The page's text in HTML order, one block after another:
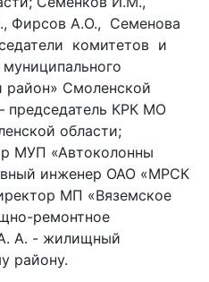
Фирсов А.О., Семенова
комитетов и
район» Смоленской
председатель КРК МО
области;
МУП «Автоколонны
инженер ОАО «МРСК
МП «Вяземское
ремонтное
А. - жилищный
району.